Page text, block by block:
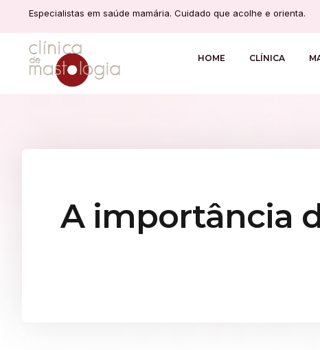
Especialistas em saúde mamária. Cuidado que acolhe e orienta.
HOME CLÍNICA
A importância